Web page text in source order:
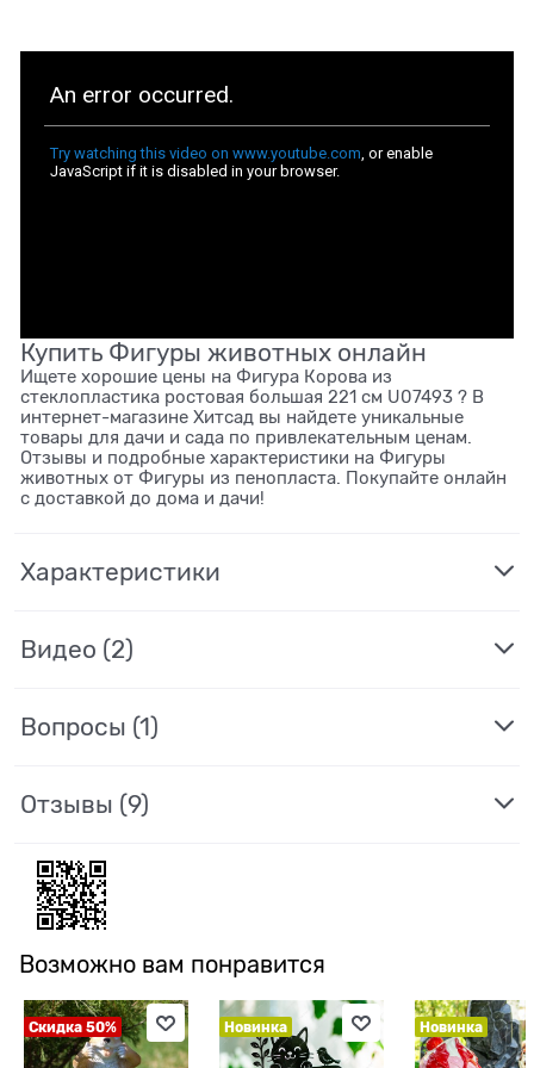
Купить Фигуры животных онлайн
Ищете хорошие цены на Фигура Корова из
стеклопластика ростовая большая 221 см U07493 ? В
интернет-магазине Хитсад вы найдете уникальные
товары для дачи и сада по привлекательным ценам.
Отзывы и подробные характеристики на Фигуры
животных от Фигуры из пенопласта. Покупайте онлайн
с доставкой до дома и дачи!
Характеристики
Видео (2)
Вопросы (1)
Отзывы (9)
Возможно вам понравится
Скидка 50% Новинка Новинка